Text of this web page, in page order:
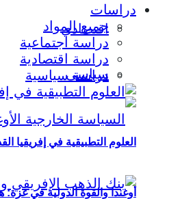
اقتصادي
سياسي
أوغندا والقوة الدولية في
دراسات
جميع المواد
دراسة اجتماعية
دراسة اقتصادية
دراسة سياسية
العلوم التطبيقية في إفريقيا